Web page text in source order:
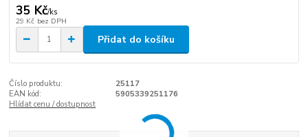
35 Kč/ks
29 Kč bez DPH
Přidat do košíku
Číslo produktu:
25117
EAN kód:
5905339251176
Hlídat cenu / dostupnost